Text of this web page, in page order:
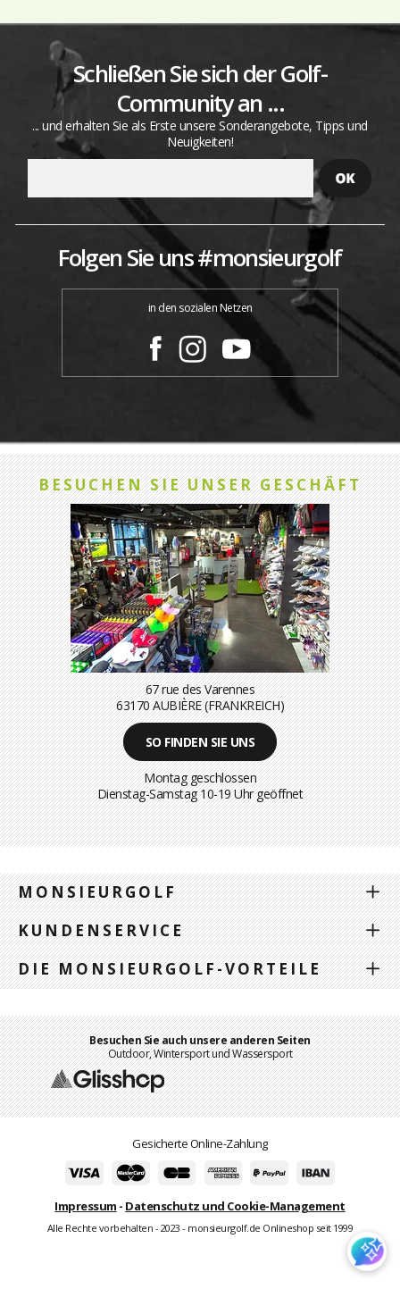
Schließen Sie sich der Golf-
Community an ...
... und erhalten Sie als Erste unsere Sonderangebote, Tipps und
Neuigkeiten!
Folgen Sie uns #monsieurgolf
in den sozialen Netzen
BESUCHEN SIE UNSER GESCHÄFT
67 rue des Varennes
63170 AUBIÈRE (FRANKREICH)
SO FINDEN SIE UNS
Montag geschlossen
Dienstag-Samstag 10-19 Uhr geöffnet
MONSIEURGOLF
KUNDENSERVICE
DIE MONSIEURGOLF-VORTEILE
Besuchen Sie auch unsere anderen Seiten
Outdoor, Wintersport und Wassersport
Gesicherte Online-Zahlung
Impressum - Datenschutz und Cookie-Management
Alle Rechte vorbehalten - 2023 - monsieurgolf.de Onlineshop seit 1999